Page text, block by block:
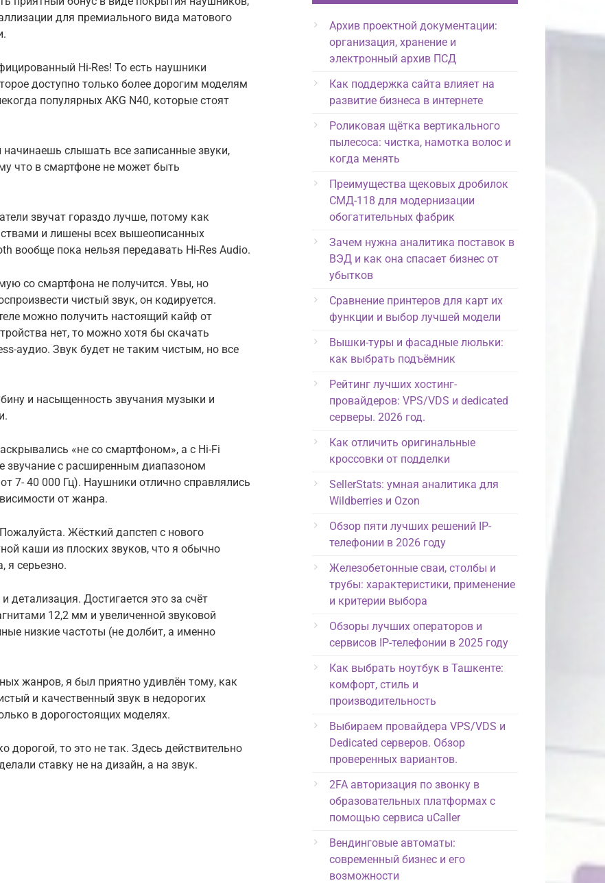
для премиального вида матового
Hi-Res! То есть наушники
доступно только более дорогим моделям
популярных AKG N40, которые стоят
слышать все записанные звуки,
что в смартфоне не может быть
звучат гораздо лучше, потому как
и лишены всех вышеописанных
вообще пока нельзя передавать Hi-Res Audio.
со смартфона не получится. Увы, но
чистый звук, он кодируется.
можно получить настоящий кайф от
нет, то можно хотя бы скачать
аудио. Звук будет не таким чистым, но все
и насыщенность звучания музыки и
«не со смартфоном», а с Hi-Fi
звучание с расширенным диапазоном
7- 40 000 Гц). Наушники отлично справлялись
от жанра.
Жёсткий дапстеп с нового
каши из плоских звуков, что я обычно
я серьезно.
Достигается это за счёт
12,2 мм и увеличенной звуковой
низкие частоты (не долбит, а именно
жанров, я был приятно удивлён тому, как
и качественный звук в недорогих
в дорогостоящих моделях.
дорогой, то это не так. Здесь действительно
ставку не на дизайн, а на звук.
Архив проектной документации:
организация, хранение и
электронный архив ПСД
Как поддержка сайта влияет на
развитие бизнеса в интернете
Роликовая щётка вертикального
пылесоса: чистка, намотка волос и
когда менять
Преимущества щековых дробилок
СМД-118 для модернизации
обогатительных фабрик
Зачем нужна аналитика поставок в
ВЭД и как она спасает бизнес от
убытков
Сравнение принтеров для карт их
функции и выбор лучшей модели
Вышки-туры и фасадные люльки:
как выбрать подъёмник
Рейтинг лучших хостинг-
провайдеров: VPS/VDS и dedicated
серверы. 2026 год.
Как отличить оригинальные
кроссовки от подделки
SellerStats: умная аналитика для
Wildberries и Ozon
Обзор пяти лучших решений IP-
телефонии в 2026 году
Железобетонные сваи, столбы и
трубы: характеристики, применение
и критерии выбора
Обзоры лучших операторов и
сервисов IP-телефонии в 2025 году
Как выбрать ноутбук в Ташкенте:
комфорт, стиль и
производительность
Выбираем провайдера VPS/VDS и
Dedicated серверов. Обзор
проверенных вариантов.
2FA авторизация по звонку в
образовательных платформах с
помощью сервиса uCaller
Вендинговые автоматы:
современный бизнес и его
возможности